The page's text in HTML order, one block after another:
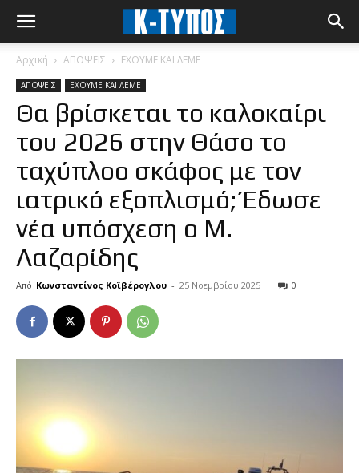
Αρχική ΑΠΟΨΕΙΣ ΕΧΟΥΜΕ ΚΑΙ ΛΕΜΕ
ΑΠΟΨΕΙΣ ΕΧΟΥΜΕ ΚΑΙ ΛΕΜΕ
Θα βρίσκεται το καλοκαίρι
του 2026 στην Θάσο το
ταχύπλοο σκάφος με τον
ιατρικό εξοπλισμό; Έδωσε
νέα υπόσχεση ο Μ.
Λαζαρίδης
Από Κωνσταντίνος Κοϊβέρογλου - 25 Νοεμβρίου 2025 0